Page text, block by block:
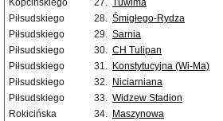
Kopcińskiego 27. Tuwima
Piłsudskiego
28. Śmigłego-Rydza
Piłsudskiego
29. Sarnia
Piłsudskiego
30. CH Tulipan
Piłsudskiego
31. Konstytucyjna (Wi-Ma)
Piłsudskiego
32. Niciarniana
Piłsudskiego
33. Widzew Stadion
Rokicińska
34. Maszynowa